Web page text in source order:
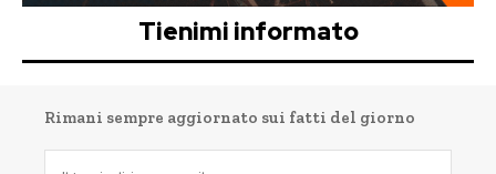
Tienimi informato
Rimani sempre aggiornato sui fatti del giorno